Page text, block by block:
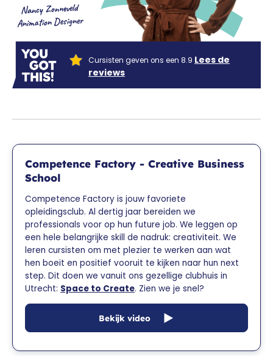
Nancy Zonneveld
Animation Designer
Cursisten geven ons een 8.9 Lees de
reviews
Competence Factory - Creative Business
School
Competence Factory is jouw favoriete
opleidingsclub. Al dertig jaar bereiden we
professionals voor op hun future job. We leggen op
een hele belangrijke skill de nadruk: creativiteit. We
leren cursisten om met plezier te werken aan wat
hen boeit en positief vooruit te kijken naar hun next
step. Dit doen we vanuit ons gezellige clubhuis in
Utrecht: Space to Create. Zien we je snel?
Bekijk video